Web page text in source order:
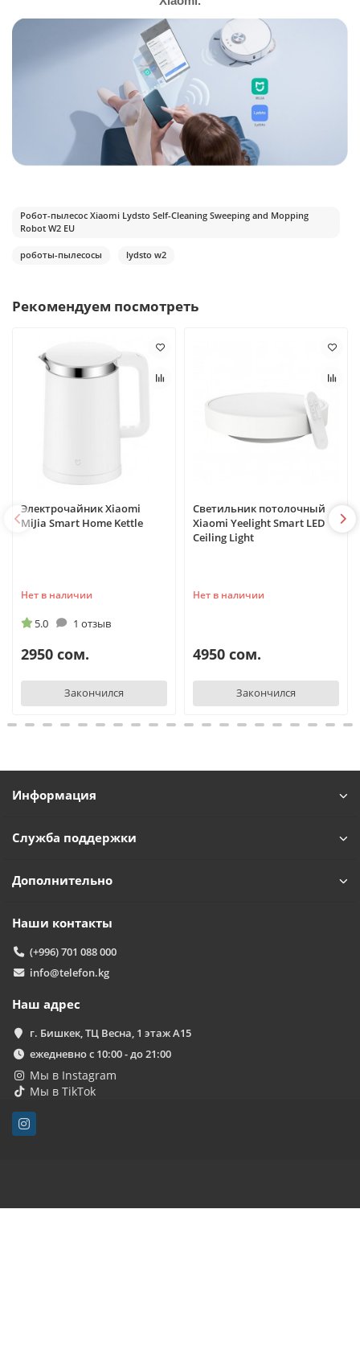
Робот-пылесос Xiaomi Lydsto Self-Cleaning Sweeping and Mopping
Robot W2 EU
роботы-пылесосы lydsto w2
Рекомендуем посмотреть
Электрочайник Xiaomi
MiJia Smart Home Kettle
Нет в наличии
5.0 1 отзыв
2950 сом.
Закончился
Светильник потолочный
Xiaomi Yeelight Smart LED
Ceiling Light
Нет в наличии
4950 сом.
Закончился
Информация
Служба поддержки
Дополнительно
Наши контакты
(+996) 701 088 000
info@telefon.kg
Наш адрес
г. Бишкек, ТЦ Весна, 1 этаж А15
ежедневно с 10:00 - до 21:00
Мы в Instagram
Мы в TikTok